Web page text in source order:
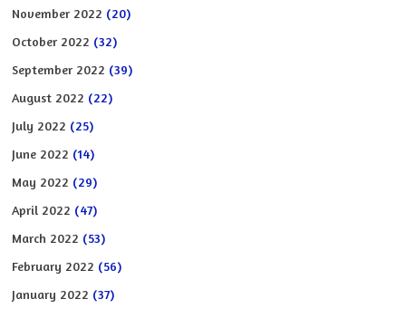
November 2022 (20)
October 2022 (32)
September 2022 (39)
August 2022 (22)
July 2022 (25)
June 2022 (14)
May 2022 (29)
April 2022 (47)
March 2022 (53)
February 2022 (56)
January 2022 (37)